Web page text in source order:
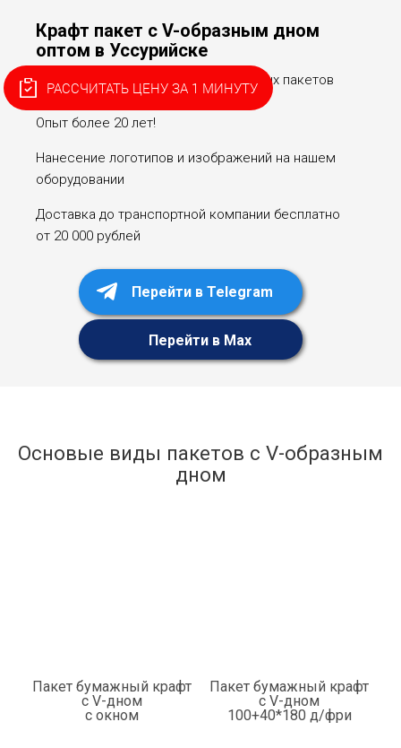
Крафт пакет с V-образным дном
оптом в Уссурийске
Собственное производство бумажных пакетов
с V-образным дном.
Опыт более 20 лет!
Нанесение логотипов и изображений на нашем
оборудовании
Доставка до транспортной компании бесплатно
от 20 000 рублей
Перейти в Telegram
Перейти в Max
Основые виды пакетов с V-образным
дном
Пакет бумажный крафт
с V-дном
с окном
Пакет бумажный крафт
с V-дном
100+40*180 д/фри
РАССЧИТАТЬ ЦЕНУ ЗА 1 МИНУТУ